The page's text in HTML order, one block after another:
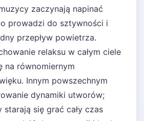
zaczynają napinać
prowadzi do sztywności i
przepływ powietrza.
relaksu w całym ciele
na równomiernym
Innym powszechnym
dynamiki utworów;
się grać cały czas